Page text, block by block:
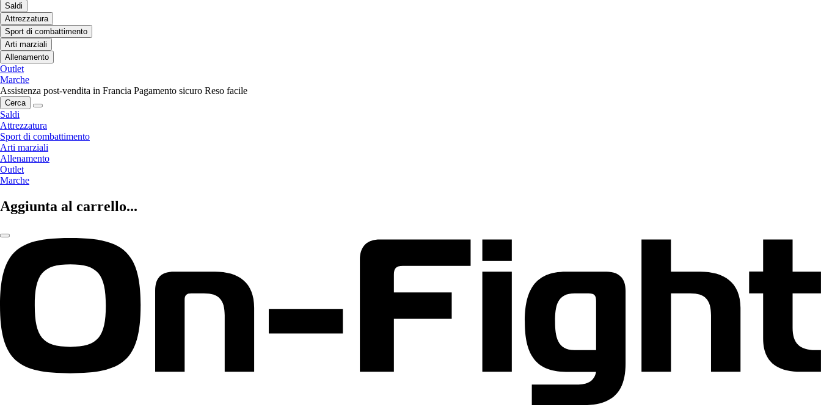
Saldi
Attrezzatura
Sport di combattimento
Arti marziali
Allenamento
Outlet
Marche
Assistenza post-vendita in Francia Pagamento sicuro Reso facile
Cerca
Saldi
Attrezzatura
Sport di combattimento
Arti marziali
Allenamento
Outlet
Marche
Aggiunta al carrello...